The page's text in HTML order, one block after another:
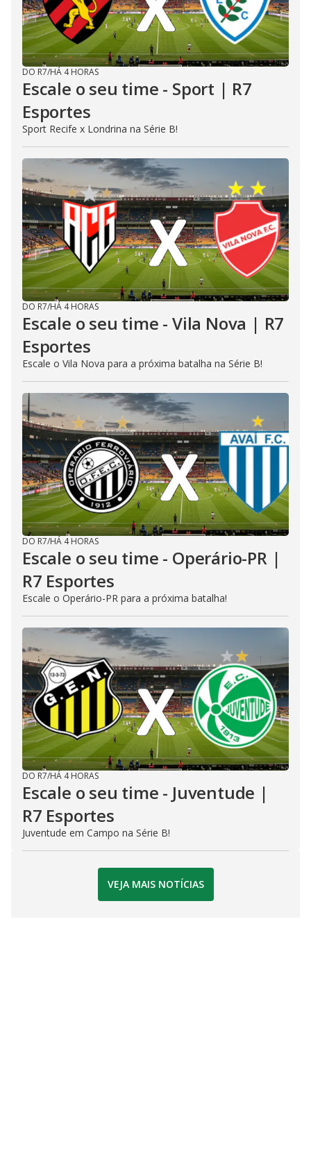
DO R7/HÁ 4 HORAS
Escale o seu time - Sport | R7
Esportes
Sport Recife x Londrina na Série B!
DO R7/HÁ 4 HORAS
Escale o seu time - Vila Nova | R7
Esportes
Escale o Vila Nova para a próxima batalha na Série B!
DO R7/HÁ 4 HORAS
Escale o seu time - Operário-PR |
R7 Esportes
Escale o Operário-PR para a próxima batalha!
DO R7/HÁ 4 HORAS
Escale o seu time - Juventude |
R7 Esportes
Juventude em Campo na Série B!
VEJA MAIS NOTÍCIAS